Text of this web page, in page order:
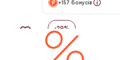
+157 бонусів
-29%